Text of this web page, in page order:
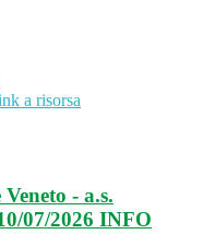
a risorsa
- a.s.
07/2026 INFO